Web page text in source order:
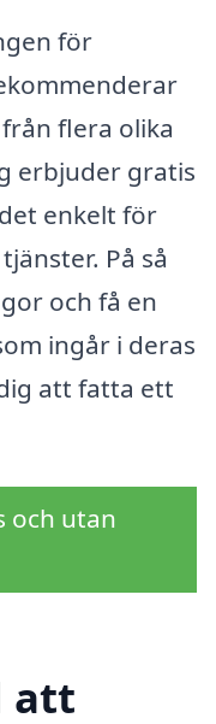
för
flera olika
erbjuder gratis
enkelt för
På så
och få en
ingår i deras
att fatta ett
och utan
att